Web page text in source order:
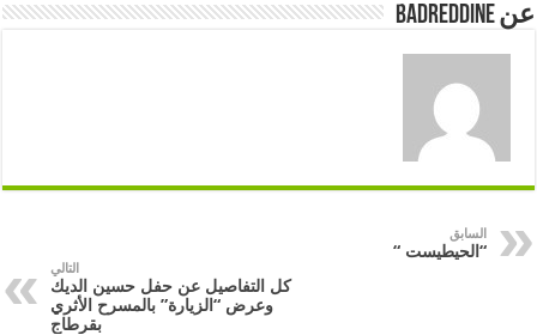
عن badreddine
السابق
“الحيطيست “
التالي
كل التفاصيل عن حفل حسين الديك
وعرض “الزيارة” بالمسرح الأثري
بقرطاج